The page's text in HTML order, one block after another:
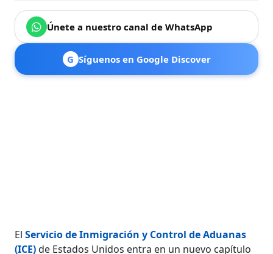
Únete a nuestro canal de WhatsApp
G Síguenos en Google Discover
ElServicio de Inmigración y Control de Aduanas
(ICE)de Estados Unidos entra en un nuevo capítulo